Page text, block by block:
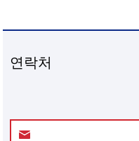
연락처